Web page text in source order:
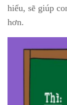
hiểu, sẽ giúp
hơn.